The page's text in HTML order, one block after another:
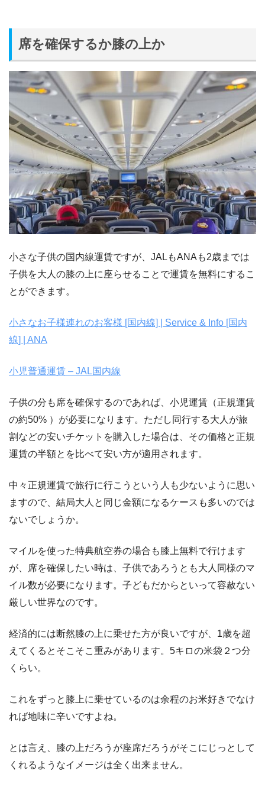
席を確保するか膝の上か
小さな子供の国内線運賃ですが、JALもANAも2歳までは
子供を大人の膝の上に座らせることで運賃を無料にするこ
とができます。
小さなお子様連れのお客様 [国内線] | Service & Info [国内
線] | ANA
小児普通運賃 – JAL国内線
子供の分も席を確保するのであれば、小児運賃（正規運賃
の約50% ）が必要になります。ただし同行する大人が旅
割などの安いチケットを購入した場合は、その価格と正規
運賃の半額とを比べて安い方が適用されます。
中々正規運賃で旅行に行こうという人も少ないように思い
ますので、結局大人と同じ金額になるケースも多いのでは
ないでしょうか。
マイルを使った特典航空券の場合も膝上無料で行けます
が、席を確保したい時は、子供であろうとも大人同様のマ
イル数が必要になります。子どもだからといって容赦ない
厳しい世界なのです。
経済的には断然膝の上に乗せた方が良いですが、1歳を超
えてくるとそこそこ重みがあります。5キロの米袋２つ分
くらい。
これをずっと膝上に乗せているのは余程のお米好きでなけ
れば地味に辛いですよね。
とは言え、膝の上だろうが座席だろうがそこにじっとして
くれるようなイメージは全く出来ません。